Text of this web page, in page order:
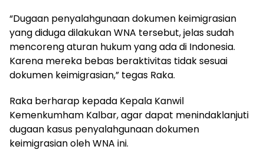
“Dugaan penyalahgunaan dokumen keimigrasian
yang diduga dilakukan WNA tersebut, jelas sudah
mencoreng aturan hukum yang ada di Indonesia.
Karena mereka bebas beraktivitas tidak sesuai
dokumen keimigrasian,” tegas Raka.
Raka berharap kepada Kepala Kanwil
Kemenkumham Kalbar, agar dapat menindaklanjuti
dugaan kasus penyalahgunaan dokumen
keimigrasian oleh WNA ini.